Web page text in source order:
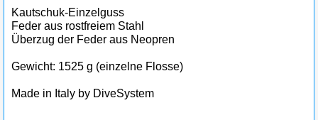
Kautschuk-Einzelguss
Feder aus rostfreiem Stahl
Überzug der Feder aus Neopren
Gewicht: 1525 g (einzelne Flosse)
Made in Italy by DiveSystem